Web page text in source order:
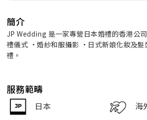
簡介
JP Wedding 是一家專營日本婚禮的香港公
禮儀式 •婚紗和服攝影 •日式新娘化妝及
禮。
服務範疇
日本 海